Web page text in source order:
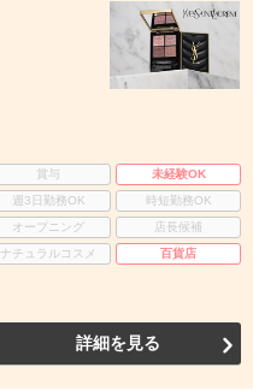
賞与
未経験OK
週3日勤務OK
時短勤務OK
オープニング
店長候補
ナチュラルコスメ 百貨店
詳細を見る